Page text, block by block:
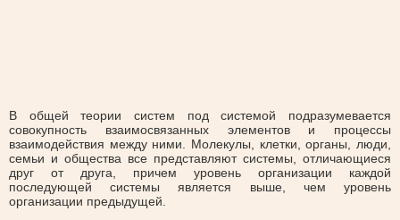
В общей теории систем под системой подразумевается
совокупность взаимосвязанных элементов и процессы
взаимодействия между ними. Молекулы, клетки, органы, люди,
семьи и общества все представляют системы, отличающиеся
друг от друга, причем уровень организации каждой
последующей системы является выше, чем уровень
организации предыдущей.